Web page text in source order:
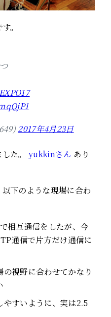
。
2017年4月23日
した。yukkinさん あり
下のような現場に合わ
相互通信をしたが、今
通信で片方だけ通信に
視野に合わせてかなり
やすいように、実は2.5